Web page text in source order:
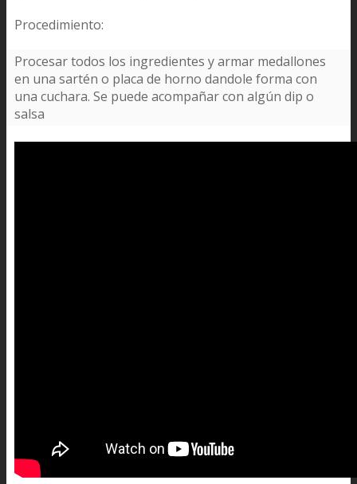
Procedimiento:
Procesar todos los ingredientes y armar medallones
en una sartén o placa de horno dandole forma con
una cuchara. Se puede acompañar con algún dip o
salsa